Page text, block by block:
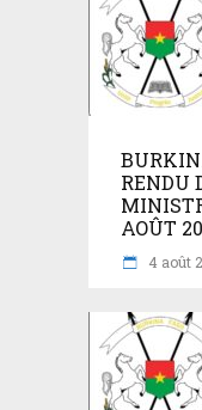
RENDU
AOÛT
4 août